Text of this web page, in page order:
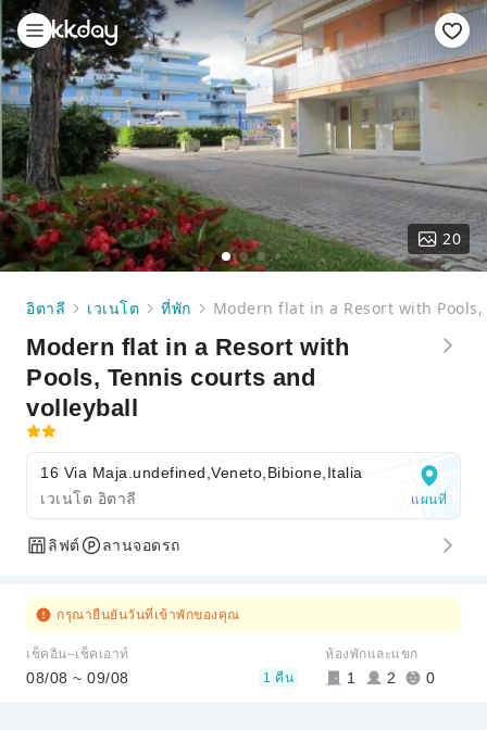
20
อิตาลี เวเนโต ที่พัก Modern flat in a Resort with
Modern flat in a Resort with
Pools, Tennis courts and
volleyball
16 Via Maja.undefined,Veneto,Bibione,Italia
เวเนโต อิตาลี
แผนที่
ลิฟต์ ลานจอดรถ
กรุณายืนยันวันที่เข้าพักของคุณ
เช็คอิน–เช็คเอาท์
08/08 ~ 09/08 1 คืน
ห้องพักและแขก
1 2 0